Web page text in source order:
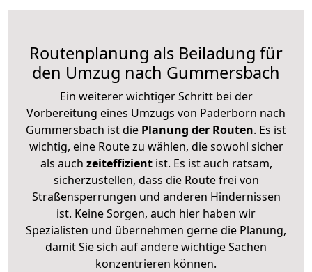
Routenplanung als Beiladung für
den Umzug nach Gummersbach
Ein weiterer wichtiger Schritt bei der
Vorbereitung eines Umzugs von Paderborn nach
Gummersbach ist die Planung der Routen. Es ist
wichtig, eine Route zu wählen, die sowohl sicher
als auch zeiteffizientist. Es ist auch ratsam,
sicherzustellen, dass die Route frei von
Straßensperrungen und anderen Hindernissen
ist. Keine Sorgen, auch hier haben wir
Spezialisten und übernehmen gerne die Planung,
damit Sie sich auf andere wichtige Sachen
konzentrieren können.